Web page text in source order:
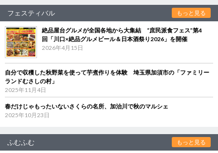
フェスティバル もっと見る
絶品屋台グルメが全国各地から大集結 “庶民派食フェス”第4
回「川口×絶品グルメビール＆日本酒祭り2026」を開催
2026年4月15日
自分で収穫した秋野菜を使って芋煮作りを体験 埼玉県加須市の「ファミリー
ランドむさしの村」
2025年11月4日
春だけじゃもったいないさくらの名所、加治川で秋のマルシェ
2025年10月23日
ふむふむ もっと見る